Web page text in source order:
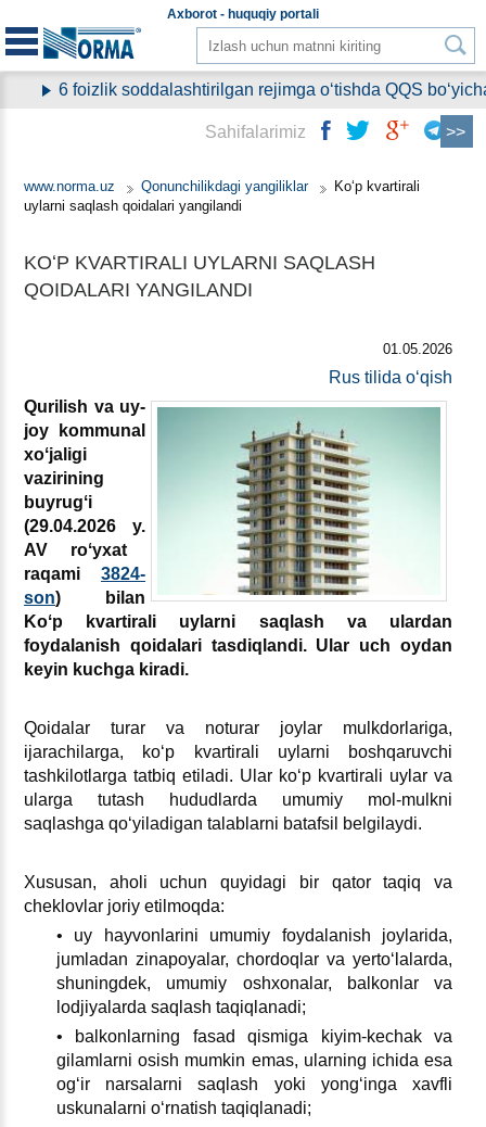
Aхborot - huquqiy portali
6 foizlik soddalashtirilgan rejimga oʻtishda QQS
www.norma.uz Qonunchilikdagi yangiliklar
Koʻp kvartirali
uylarni saqlash qoidalari yangilandi
KOʻP KVARTIRALI UYLARNI SAQLASH
QOIDALARI YANGILANDI
01.05.2026
Rus tilida oʻqish
Qurilish va uy-
joy kommunal
хoʻjaligi
vazirining
buyrugʻi
(29.04.2026 y.
AV roʻyхat
raqami3824-
son) bilan
Koʻp kvartirali uylarni saqlash va ulardan
foydalanish qoidalari tasdiqlandi. Ular uch oydan
keyin kuchga kiradi.
Qoidalar turar va noturar joylar mulkdorlariga,
ijarachilarga, koʻp kvartirali uylarni boshqaruvchi
tashkilotlarga tatbiq etiladi. Ular koʻp kvartirali uylar va
ularga tutash hududlarda umumiy mol-mulkni
saqlashga qoʻyiladigan talablarni batafsil belgilaydi.
Xususan, aholi uchun quyidagi bir qator taqiq va
cheklovlar joriy etilmoqda:
• uy hayvonlarini umumiy foydalanish joylarida,
jumladan zinapoyalar, chordoqlar va yertoʻlalarda,
shuningdek, umumiy oshхonalar, balkonlar va
lodjiyalarda saqlash taqiqlanadi;
• balkonlarning fasad qismiga kiyim-kechak va
gilamlarni osish mumkin emas, ularning ichida esa
ogʻir narsalarni saqlash yoki yongʻinga хavfli
uskunalarni oʻrnatish taqiqlanadi;
Sahifalarimiz